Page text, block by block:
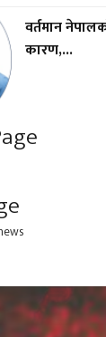
वर्तमान
कारण,...